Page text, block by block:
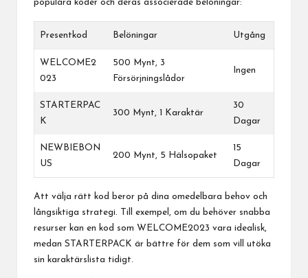
populära koder och deras associerade belöningar:
Presentkod Belöningar Utgång
WELCOME2
023
500 Mynt, 3
Försörjningslådor
Ingen
STARTERPAC
K
300 Mynt, 1 Karaktär
30
Dagar
NEWBIEBON
US
200 Mynt, 5 Hälsopaket
15
Dagar
Att välja rätt kod beror på dina omedelbara behov och
långsiktiga strategi. Till exempel, om du behöver snabba
resurser kan en kod som WELCOME2023 vara idealisk,
medan STARTERPACK är bättre för dem som vill utöka
sin karaktärslista tidigt.